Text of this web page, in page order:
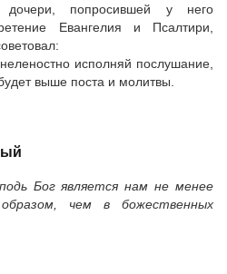
дочери, попросившей у него
Евангелия и Псалтири,
исполняй послушание,
выше поста и молитвы.
Бог является нам не менее
чем в божественных